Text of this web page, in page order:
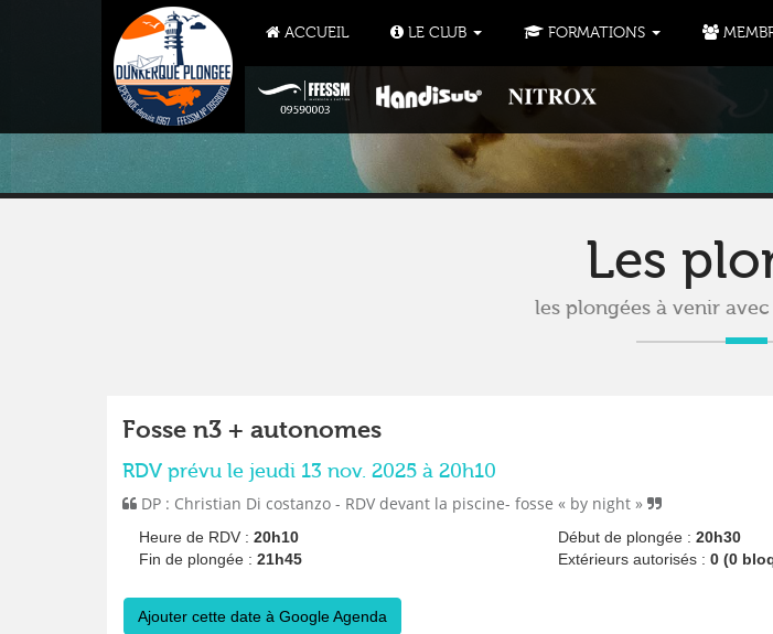
ACCUEIL LE CLUB FORMATIONS
Les
les plongées à venir
Fosse n3 + autonomes
RDV prévu le jeudi 13 nov. 2025 à 20h10
DP : Christian Di costanzo - RDV devant la piscine- fosse « by night »
Heure de RDV : 20h10 Début de plongée : 20h30
Fin de plongée : 21h45 Extérieurs autorisés : 0 (0
Ajouter cette date à Google Agenda